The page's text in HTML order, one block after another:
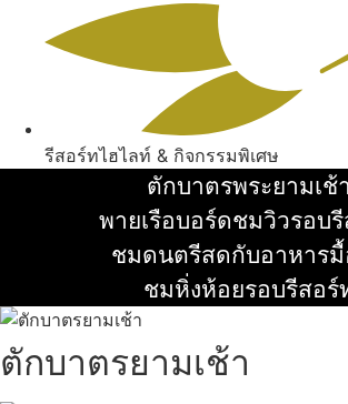
รีสอร์ทไฮไลท์ & กิจกรรมพิเศษ
ตักบาตรพระยามเช้า
อ่านเพิ่ม
พายเรือบอร์ดชมวิวรอบ
อ่านเพิ่ม
ชมดนตรีสดกับอาหาร
อ่านเพิ่ม
ชมหิ่งห้อยรอบรีสอร์
ตักบาตรยามเช้า